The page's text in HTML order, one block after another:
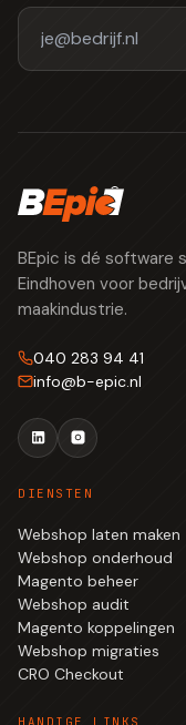
BEpic is dé software
Eindhoven voor
maakindustrie.
040 283 94 41
info@b-epic.nl
DIENSTEN
Webshop laten maken
Webshop onderhoud
Magento beheer
Webshop audit
Magento koppelingen
Webshop migraties
CRO Checkout
HANDIGE LINKS